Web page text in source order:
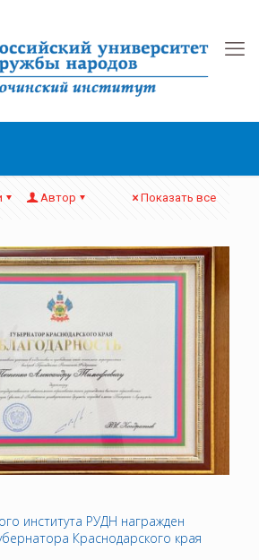
Автор Показать все
института РУДН награжден
Краснодарского края